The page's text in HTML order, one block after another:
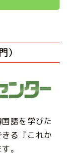
）
語を学びた
る『これか
。